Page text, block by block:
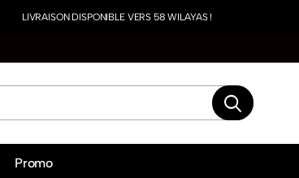
LIVRAISON DISPONIBLE VERS 58 WILAYAS !
Promo